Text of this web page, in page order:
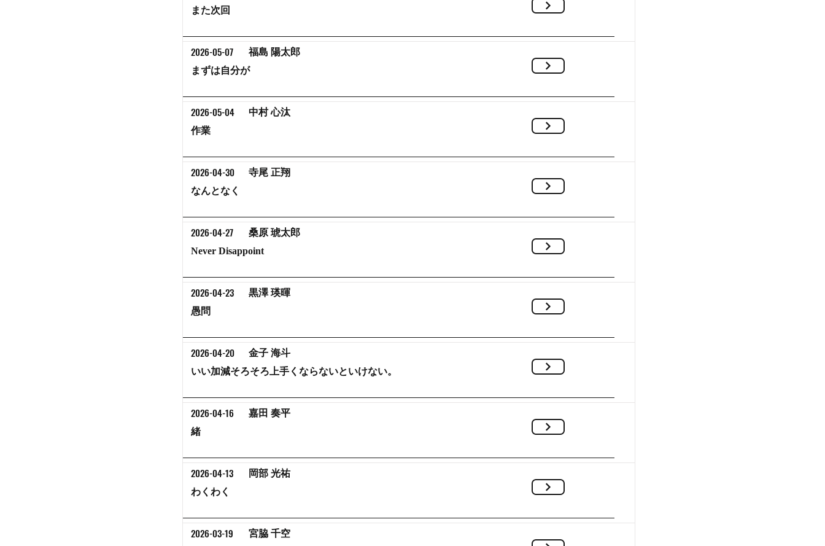
また次回
2026-05-07 福島 陽太郎
まずは自分が
2026-05-04 中村 心汰
作業
2026-04-30 寺尾 正翔
なんとなく
2026-04-27 桑原 琥太郎
Never Disappoint
2026-04-23 黒澤 瑛暉
愚問
2026-04-20 金子 海斗
いい加減そろそろ上手くならないといけない。
2026-04-16 嘉田 奏平
緒
2026-04-13 岡部 光祐
わくわく
2026-03-19 宮脇 千空